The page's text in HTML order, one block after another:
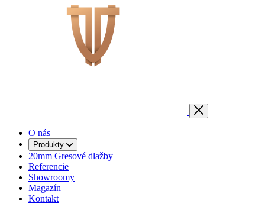
O nás
Produkty
20mm Gresové dlažby
Referencie
Showroomy
Magazín
Kontakt